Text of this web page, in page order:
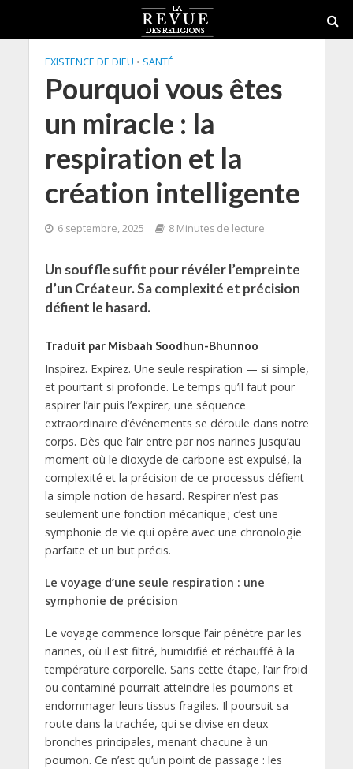
EXISTENCE DE DIEU • SANTÉ
Pourquoi vous êtes
un miracle : la
respiration et la
création intelligente
6 septembre, 2025 8 Minutes de lecture
Un souffle suffit pour révéler l’empreinte
d’un Créateur. Sa complexité et précision
défient le hasard.
Traduit par Misbaah Soodhun-Bhunnoo
Inspirez. Expirez. Une seule respiration — si simple,
et pourtant si profonde. Le temps qu’il faut pour
aspirer l’air puis l’expirer, une séquence
extraordinaire d’événements se déroule dans notre
corps. Dès que l’air entre par nos narines jusqu’au
moment où le dioxyde de carbone est expulsé, la
complexité et la précision de ce processus défient
la simple notion de hasard. Respirer n’est pas
seulement une fonction mécanique ; c’est une
symphonie de vie qui opère avec une chronologie
parfaite et un but précis.
Le voyage d’une seule respiration : une
symphonie de précision
Le voyage commence lorsque l’air pénètre par les
narines, où il est filtré, humidifié et réchauffé à la
température corporelle. Sans cette étape, l’air froid
ou contaminé pourrait atteindre les poumons et
endommager leurs tissus fragiles. Il poursuit sa
route dans la trachée, qui se divise en deux
bronches principales, menant chacune à un
poumon. Ce n’est qu’un point de passage : les